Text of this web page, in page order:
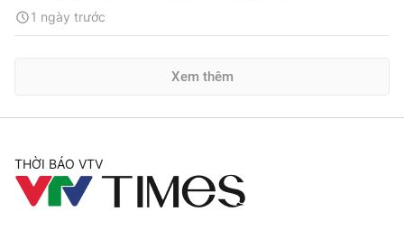
1 ngày trước
Xem thêm
THỜI BÁO VTV